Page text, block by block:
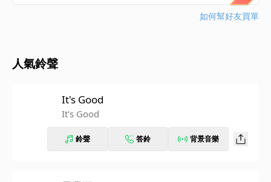
如何幫好友買單
人氣鈴聲
It's Good
It's Good
鈴聲 答鈴 背景音樂